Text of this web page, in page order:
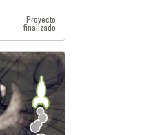
Proyecto
finalizado